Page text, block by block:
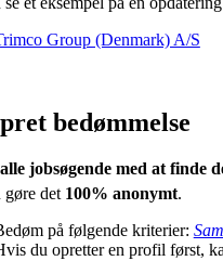
Group (Denmark) A/S
bedømmelse
jobsøgende med at finde
det100% anonymt.
på følgende kriterier:
du opretter en profil først,